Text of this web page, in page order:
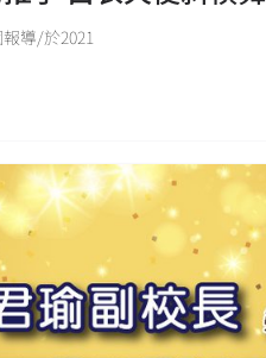
導/於2021